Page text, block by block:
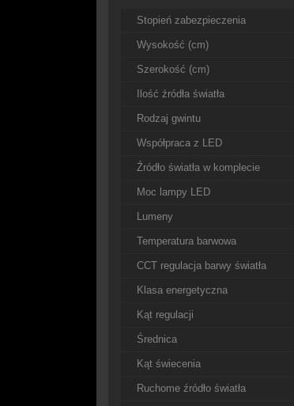
Stopień zabezpieczenia
Wysokość (cm)
Szerokość (cm)
Ilość źródła światła
Rodzaj gwintu
Współpraca z LED
Źródło światła w komplecie
Moc lampy LED
Lumeny
Temperatura barwowa
CCT regulacja barwy światła
Klasa energetyczna
Kąt regulacji
Średnica
Kąt świecenia
Ruchome źródło światła